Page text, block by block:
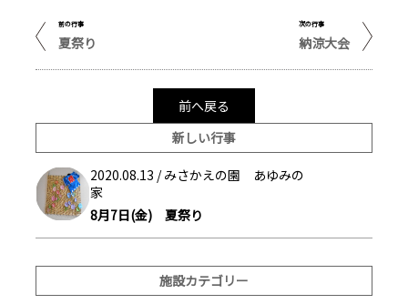
前の行事
夏祭り
次の行事
納涼大会
前へ戻る
新しい行事
2020.08.13 /みさかえの園 あゆみの
家
8月7日(金) 夏祭り
施設カテゴリー